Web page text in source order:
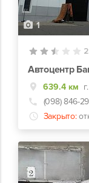
1
Автоцентр
639.4 км
(098) 846-
Закрыто: